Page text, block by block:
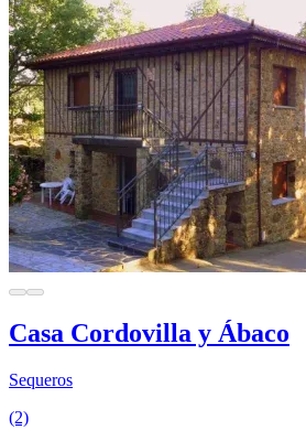
Casa Cordovilla y Ábaco
Sequeros
(2)